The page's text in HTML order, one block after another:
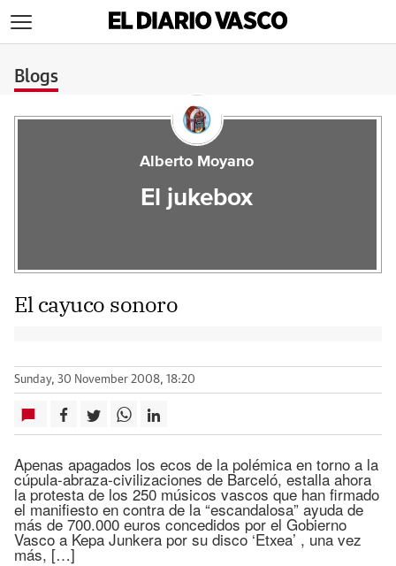
Blogs
Alberto Moyano
El jukebox
El cayuco sonoro
Sunday, 30 November 2008, 18:20
Apenas apagados los ecos de la polémica en torno a la
cúpula-abraza-civilizaciones de Barceló, estalla ahora
la protesta de los 250 músicos vascos que han firmado
el manifiesto en contra de la “escandalosa” ayuda de
más de 700.000 euros concedidos por el Gobierno
Vasco a Kepa Junkera por su disco ‘Etxea’ , una vez
más, […]